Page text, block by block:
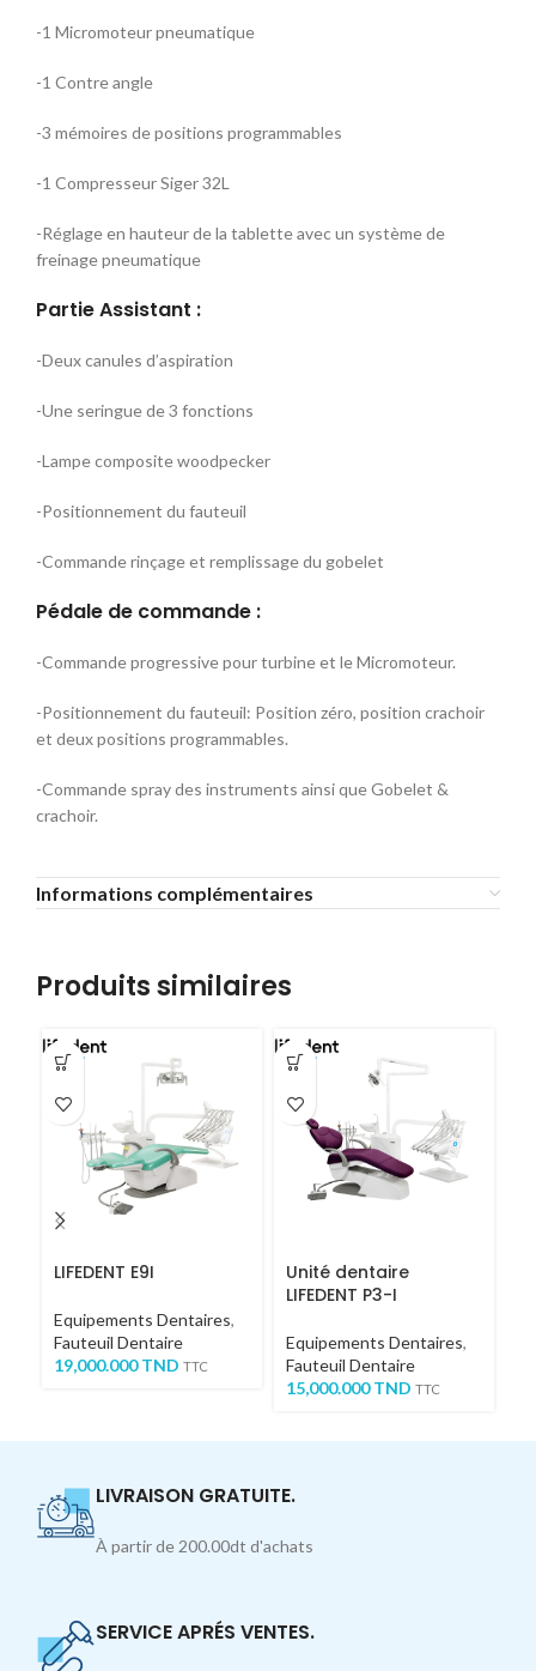
-1 Micromoteur pneumatique
-1 Contre angle
-3 mémoires de positions programmables
-1 Compresseur Siger 32L
-Réglage en hauteur de la tablette avec un système de
freinage pneumatique
Partie Assistant :
-Deux canules d’aspiration
-Une seringue de 3 fonctions
-Lampe composite woodpecker
-Positionnement du fauteuil
-Commande rinçage et remplissage du gobelet
Pédale de commande :
-Commande progressive pour turbine et le Micromoteur.
-Positionnement du fauteuil: Position zéro, position crachoir
et deux positions programmables.
-Commande spray des instruments ainsi que Gobelet &
crachoir.
Informations complémentaires
Produits similaires
LIFEDENT E9I
Equipements Dentaires,
Fauteuil Dentaire
19,000.000TND TTC
Unité dentaire
LIFEDENT P3-I
Equipements Dentaires,
Fauteuil Dentaire
15,000.000TND TTC
LIVRAISON GRATUITE.
À partir de 200.00dt d'achats
SERVICE APRÉS VENTES.